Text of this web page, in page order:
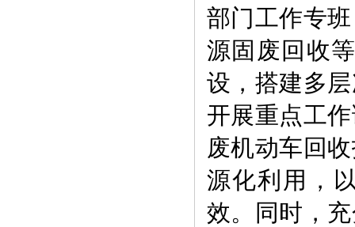
部门工作专
源固废回收
设，搭建多
开展重点工
废机动车回
源化利用，
效。同时，